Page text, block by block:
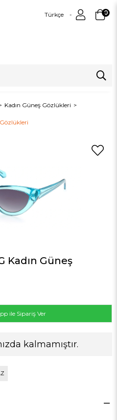
Türkçe 0
Kadın Güneş Gözlükleri
Kadın Güneş
ile Sipariş Ver
kalmamıştır.